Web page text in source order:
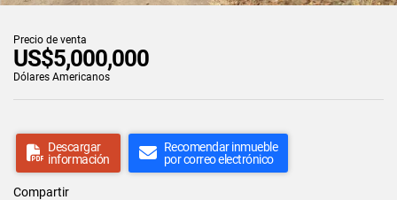
Precio de venta
US$5,000,000
Dólares Americanos
Descargar
información
Recomendar inmueble
por correo electrónico
Compartir